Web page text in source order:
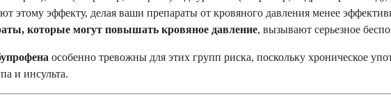
эффекту, делая ваши препараты от кровяного давления менее
которые могут повышать кровяное давление, вызывают серьезное
особенно тревожны для этих групп риска, поскольку хроническое
и инсульта.